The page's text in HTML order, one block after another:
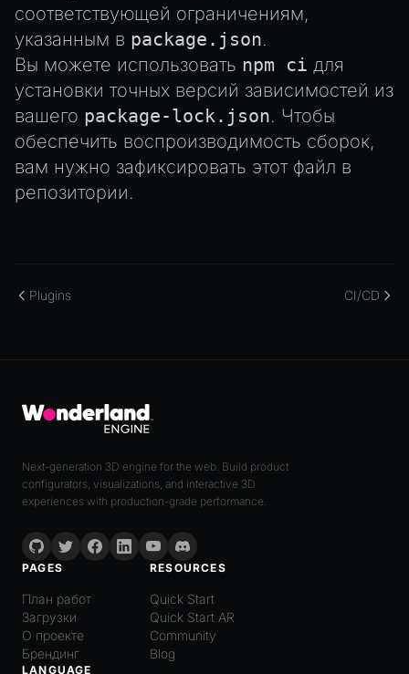
соответствующей ограничениям,
указанным в package.json.
Вы можете использовать npm ci для
установки точных версий зависимостей из
вашего package-lock.json. Чтобы
обеспечить воспроизводимость сборок,
вам нужно зафиксировать этот файл в
репозитории.
Plugins CI/CD
Next-generation 3D engine for the web. Build product
configurators, visualizations, and interactive 3D
experiences with production-grade performance.
PAGES
План работ
Загрузки
О проекте
Брендинг
RESOURCES
Quick Start
Quick Start AR
Community
Blog
LANGUAGE